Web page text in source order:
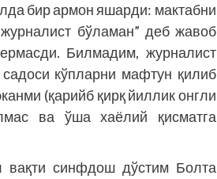
бир армон яшарди: мактабни
бўламан” деб жавоб
Билмадим, журналист
садоси кўпларни мафтун қилиб
(қарийб қирқ йиллик онгли
ва ўша хаёлий қисматга
вақти синфдош дўстим Болта